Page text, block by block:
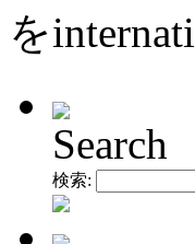
を
Search
検索: